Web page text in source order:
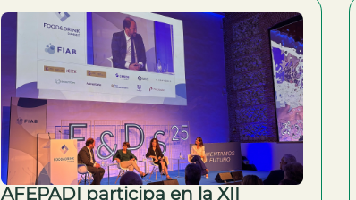
AFEPADI participa en la XII